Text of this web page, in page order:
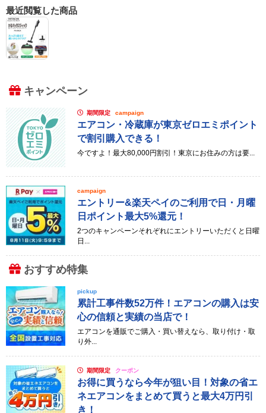
最近閲覧した商品
キャンペーン
期間限定 campaign
エアコン・冷蔵庫が東京ゼロエミポイント
で割引購入できる！
今ですよ！最大80,000円割引！東京にお住みの方は要...
campaign
エントリー&楽天ペイのご利用で日・月曜
日ポイント最大5%還元！
2つのキャンペーンそれぞれにエントリーいただくと日曜
日...
おすすめ特集
pickup
累計工事件数52万件！エアコンの購入は安
心の信頼と実績の当店で！
エアコンを通販でご購入・買い替えなら、取り付け・取
り外...
期間限定 クーポン
お得に買うなら今年が狙い目！対象の省エ
ネエアコンをまとめて買うと最大4万円引
き！